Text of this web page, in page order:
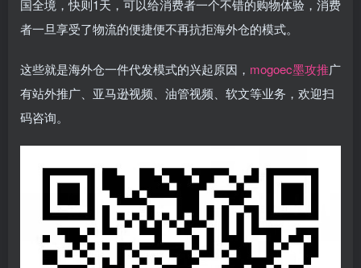
国全境，快则1天，可以给消费者一个不错的购物体验，消费
者一旦享受了物流的便捷便不再抗拒海外仓的模式。
这些就是海外仓一件代发模式的兴起原因， mogoec墨攻推广
有站外推广、亚马逊视频、油管视频、软文等业务，欢迎扫
码咨询。